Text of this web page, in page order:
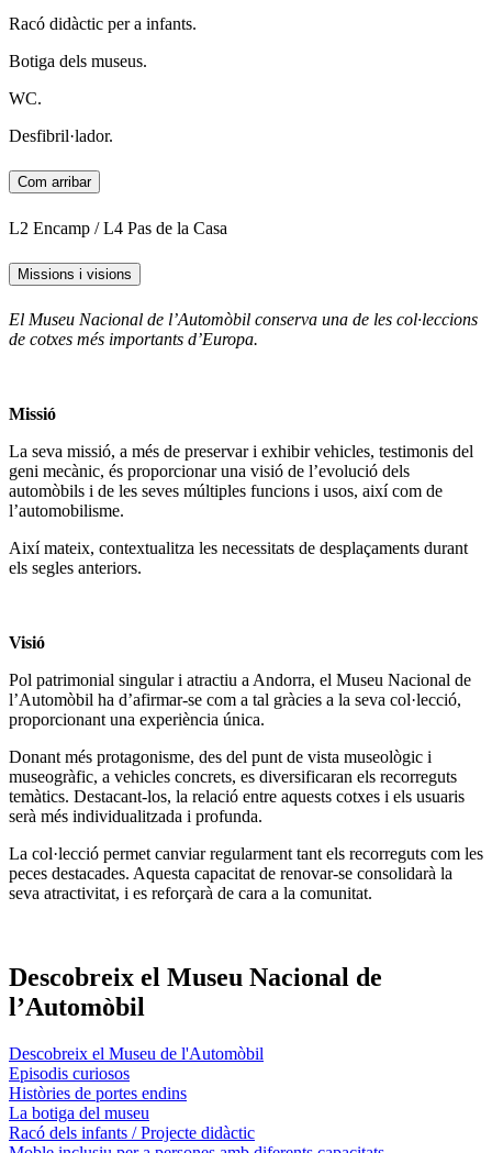
Racó didàctic per a infants.
Botiga dels museus.
WC.
Desfibril·lador.
Com arribar
L2 Encamp / L4 Pas de la Casa
Missions i visions
El Museu Nacional de l’Automòbil conserva una de les col·leccions
de cotxes més importants d’Europa.
Missió
La seva missió, a més de preservar i exhibir vehicles, testimonis del
geni mecànic, és proporcionar una visió de l’evolució dels
automòbils i de les seves múltiples funcions i usos, així com de
l’automobilisme.
Així mateix, contextualitza les necessitats de desplaçaments durant
els segles anteriors.
Visió
Pol patrimonial singular i atractiu a Andorra, el Museu Nacional de
l’Automòbil ha d’afirmar-se com a tal gràcies a la seva col·lecció,
proporcionant una experiència única.
Donant més protagonisme, des del punt de vista museològic i
museogràfic, a vehicles concrets, es diversificaran els recorreguts
temàtics. Destacant-los, la relació entre aquests cotxes i els usuaris
serà més individualitzada i profunda.
La col·lecció permet canviar regularment tant els recorreguts com les
peces destacades. Aquesta capacitat de renovar-se consolidarà la
seva atractivitat, i es reforçarà de cara a la comunitat.
Descobreix el Museu Nacional de
l’Automòbil
Descobreix el Museu de l'Automòbil
Episodis curiosos
Històries de portes endins
La botiga del museu
Racó dels infants / Projecte didàctic